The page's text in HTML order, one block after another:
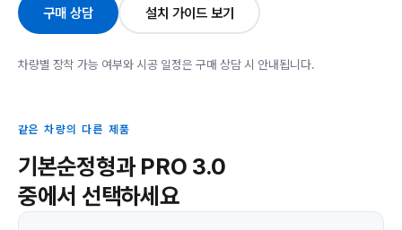
구매 상담 설치 가이드 보기
차량별 장착 가능 여부와 시공 일정은 구매 상담 시 안내됩니다.
같은 차량의 다른 제품
기본순정형과 PRO 3.0
중에서 선택하세요